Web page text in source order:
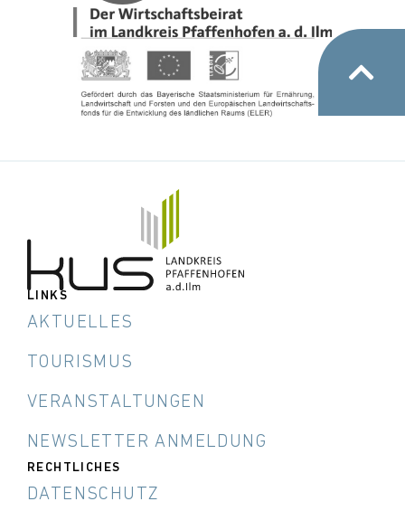
LINKS
AKTUELLES
TOURISMUS
VERANSTALTUNGEN
NEWSLETTER ANMELDUNG
RECHTLICHES
DATENSCHUTZ